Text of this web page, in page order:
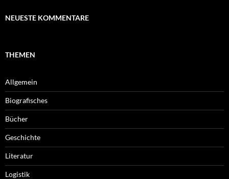
NEUESTE KOMMENTARE
THEMEN
Allgemein
Biografisches
Bücher
Geschichte
Literatur
Logistik